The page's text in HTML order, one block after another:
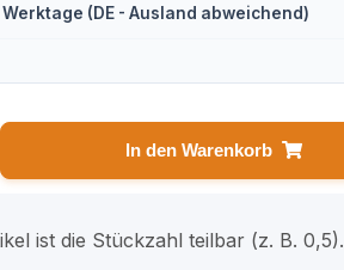
Werktage (DE - Ausland abweichend)
In den Warenkorb
ist die Stückzahl teilbar (z. B. 0,5).